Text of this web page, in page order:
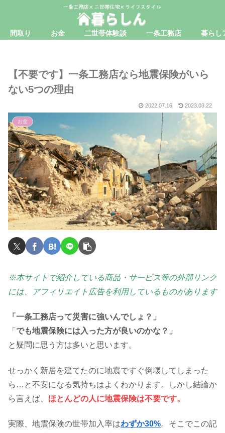
間取り お金 二世帯体験談 一条工務店 暮らし
【不要です】一条工務店なら地震保険がいら
ない5つの理由
2022.07.16 2023.03.22
お金
※本サイトで紹介している商品・サービス等の外部リンク
には、アフィリエイト広告を利用しているものがあります
「一条工務店って災害に強いんでしょ？」
「 でも地震保険には入った方が良いのかな？」
と疑問に思う方は多いと思います。
せっかく新居を建てたのに地震ですぐ倒壊してしまった
ら…と不安になる気持ちはよくわかります。しかし結論か
ら言えば、 ほとんどの人に地震保険は不要です。
実際、地震保険の世帯加入率はわずか30%。そこでこの記